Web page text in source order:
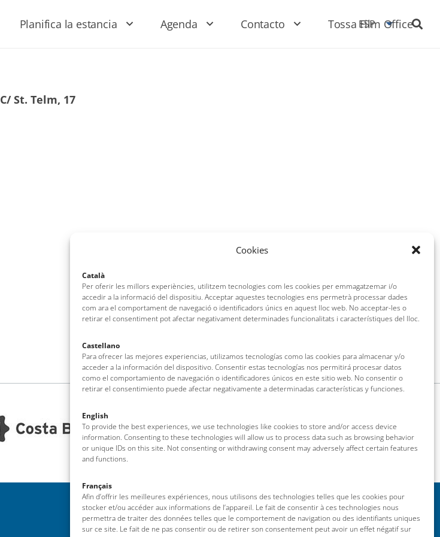
Cookies
Català
Per oferir les millors experiències, utilitzem tecnologies com les cookies per emmagatzemar i/o
accedir a la informació del dispositiu. Acceptar aquestes tecnologies ens permetrà processar dades
com ara el comportament de navegació o identificadors únics en aquest lloc web. No acceptar-les o
retirar el consentiment pot afectar negativament determinades funcionalitats i característiques del lloc.
Castellano
Para ofrecer las mejores experiencias, utilizamos tecnologías como las cookies para almacenar y/o
acceder a la información del dispositivo. Consentir estas tecnologías nos permitirá procesar datos
como el comportamiento de navegación o identificadores únicos en este sitio web. No consentir o
retirar el consentimiento puede afectar negativamente a determinadas características y funciones.
English
To provide the best experiences, we use technologies like cookies to store and/or access device
information. Consenting to these technologies will allow us to process data such as browsing behavior
or unique IDs on this site. Not consenting or withdrawing consent may adversely affect certain features
and functions.
Français
Afin d’offrir les meilleures expériences, nous utilisons des technologies telles que les cookies pour
stocker et/ou accéder aux informations de l’appareil. Le fait de consentir à ces technologies nous
permettra de traiter des données telles que le comportement de navigation ou des identifiants uniques
sur ce site. Le fait de ne pas consentir ou de retirer son consentement peut avoir un effet négatif sur
Planifica la estancia Agenda Contacto Tossa Film Office
ESP
C/ St. Telm, 17